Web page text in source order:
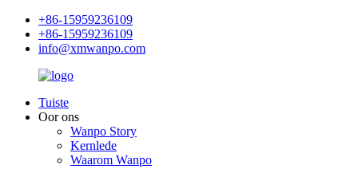
+86-15959236109
+86-15959236109
info@xmwanpo.com
Tuiste
Oor ons
Wanpo Story
Kernlede
Waarom Wanpo